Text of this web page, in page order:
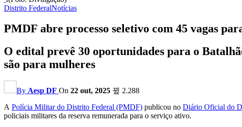
Distrito FederalNotícias
PMDF abre processo seletivo com 45 vagas
O edital prevê 30 oportunidades para o
são para mulheres
By Aesp DF On 22 out, 2025
2.288
A Polícia Militar do Distrito Federal (PMDF) publicou no Diário Oficial do
policiais militares da reserva remunerada para o serviço ativo.